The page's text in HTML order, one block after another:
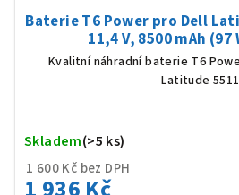
Baterie T6 Power pro Dell
11,4 V, 8500 mAh
Kvalitní náhradní baterie T6
Latitude 5511
1 600 Kč bez DPH
Skladem(>5 ks)